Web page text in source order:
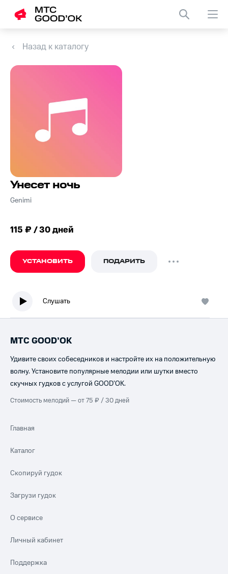
Назад к каталогу
Унесет ночь
Genimi
115 ₽ / 30 дней
УСТАНОВИТЬ ПОДАРИТЬ
Слушать
МТС GOOD’OK
Удивите своих собеседников и настройте их на положительную
волну. Установите популярные мелодии или шутки вместо
скучных гудков с услугой GOOD’OK.
Стоимость мелодий — от 75 ₽ / 30 дней
Главная
Каталог
Скопируй гудок
Загрузи гудок
О сервисе
Личный кабинет
Поддержка